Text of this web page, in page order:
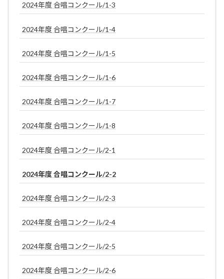
2024年度 合唱コンクール/1-3
2024年度 合唱コンクール/1-4
2024年度 合唱コンクール/1-5
2024年度 合唱コンクール/1-6
2024年度 合唱コンクール/1-7
2024年度 合唱コンクール/1-8
2024年度 合唱コンクール/2-1
2024年度 合唱コンクール/2-2
2024年度 合唱コンクール/2-3
2024年度 合唱コンクール/2-4
2024年度 合唱コンクール/2-5
2024年度 合唱コンクール/2-6